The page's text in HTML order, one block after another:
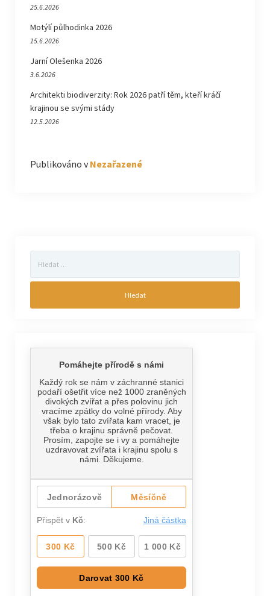
25.6.2026
Motýlí půlhodinka 2026
15.6.2026
Jarní Olešenka 2026
3.6.2026
Architekti biodiverzity: Rok 2026 patří těm, kteří kráčí
krajinou se svými stády
12.5.2026
Publikováno v Nezařazené